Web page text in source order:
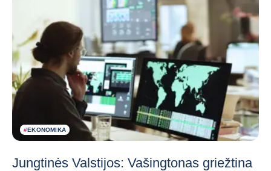
#EKONOMIKA
Jungtinės Valstijos: Vašingtonas griežtina